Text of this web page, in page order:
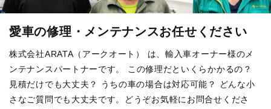
愛車の修理・メンテナンスお任せください
株式会社ARATA（アークオート） は、輸入車オーナー様のメ
ンテナンスパートナーです。
この修理だといくらかかるの？
見積だけでも大丈夫？ うちの車の場合は対応可能？
どんな小
さなご質問でも大丈夫です。どうぞお気軽にお問合せくださ